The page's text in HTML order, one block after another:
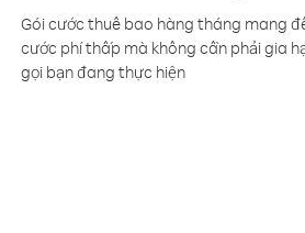
Gói cước thuê bao hàng tháng mang
cước phí thấp mà không cần phải gia
gọi bạn đang thực hiện